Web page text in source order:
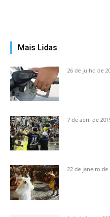
Mais Lidas
26 de julho de
7 de abril de
22 de janeiro de